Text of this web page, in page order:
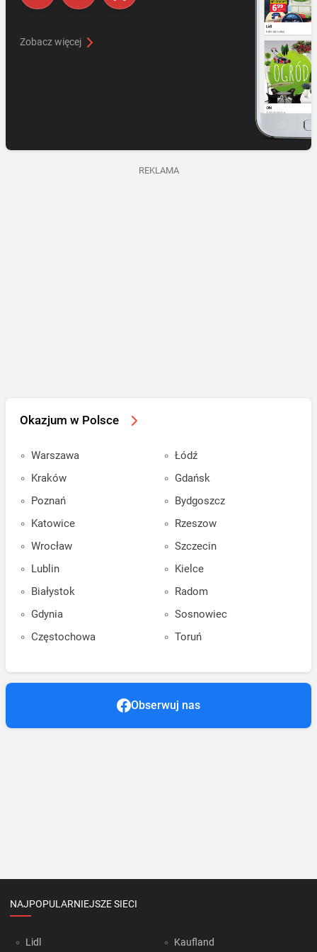
Zobacz więcej
REKLAMA
Okazjum w Polsce
Warszawa
Kraków
Poznań
Katowice
Wrocław
Lublin
Białystok
Gdynia
Częstochowa
Łódź
Gdańsk
Bydgoszcz
Rzeszow
Szczecin
Kielce
Radom
Sosnowiec
Toruń
Obserwuj nas
NAJPOPULARNIEJSZE SIECI
Lidl Kaufland